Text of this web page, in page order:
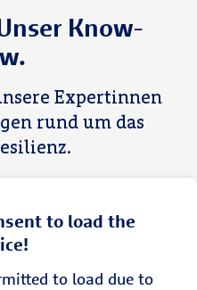
Know-
Expertinnen
rund um das
to load the
to load due to